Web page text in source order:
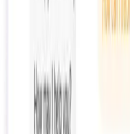
国際的に販売するShopify
重要な差別化要因です。5
ムには月額25,000ドル以
をカバーしきれません。
以上の言語を同時にサポー
[Algoshop]のAIは、英語
イタリア語、ポルトガル